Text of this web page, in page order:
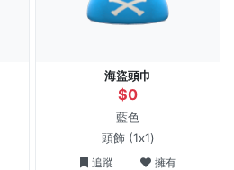
海盜頭巾
$0
藍色
頭飾 (1x1)
追蹤 擁有